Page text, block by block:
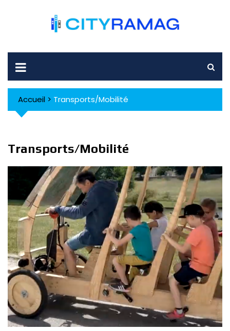
Accueil > Transports/Mobilité
Transports/Mobilité